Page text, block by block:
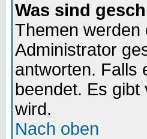
Was sind
Themen werden
Administrator
antworten. Falls
beendet. Es
wird.
Nach oben